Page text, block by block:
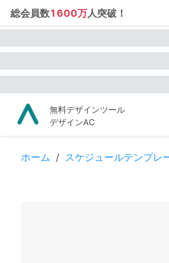
総会員数1600万人突破！
無料デザインツール
デザインAC
ホーム / スケジュールテンプレ